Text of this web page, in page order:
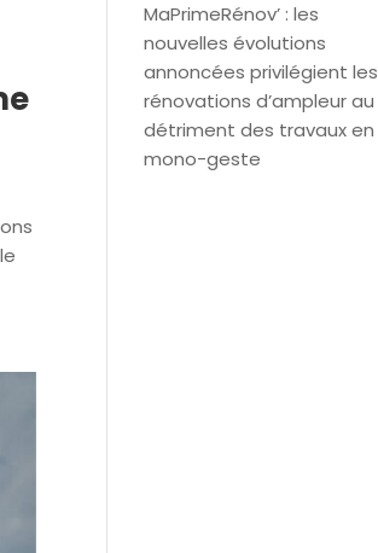
MaPrimeRénov’ : les
nouvelles évolutions
annoncées privilégient les
rénovations d’ampleur au
détriment des travaux en
mono-geste